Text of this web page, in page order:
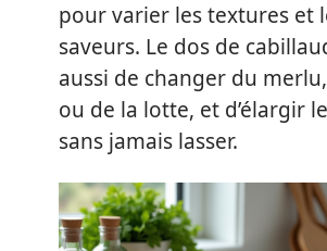
pour varier les textures et
saveurs. Le dos de
aussi de changer du
ou de la lotte, et d’élargir
sans jamais lasser.